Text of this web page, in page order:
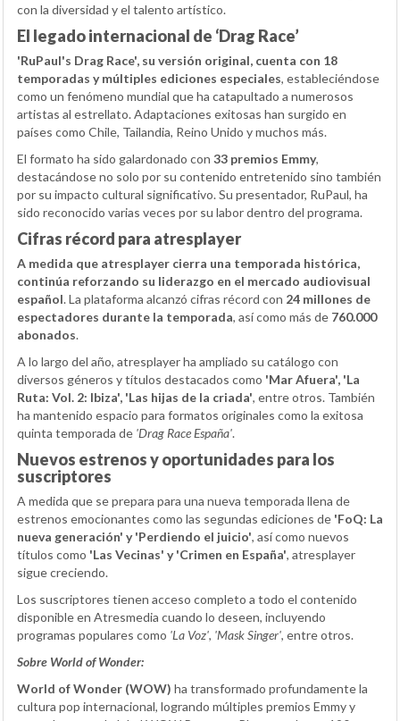
con la diversidad y el talento artístico.
El legado internacional de ‘Drag Race’
'RuPaul's Drag Race', su versión original, cuenta con 18
temporadas y múltiples ediciones especiales, estableciéndose
como un fenómeno mundial que ha catapultado a numerosos
artistas al estrellato. Adaptaciones exitosas han surgido en
países como Chile, Tailandia, Reino Unido y muchos más.
El formato ha sido galardonado con 33 premios Emmy,
destacándose no solo por su contenido entretenido sino también
por su impacto cultural significativo. Su presentador, RuPaul, ha
sido reconocido varias veces por su labor dentro del programa.
Cifras récord para atresplayer
A medida que atresplayer cierra una temporada histórica,
continúa reforzando su liderazgo en el mercado audiovisual
español. La plataforma alcanzó cifras récord con 24 millones de
espectadores durante la temporada, así como más de 760.000
abonados.
A lo largo del año, atresplayer ha ampliado su catálogo con
diversos géneros y títulos destacados como 'Mar Afuera', 'La
Ruta: Vol. 2: Ibiza', 'Las hijas de la criada', entre otros. También
ha mantenido espacio para formatos originales como la exitosa
quinta temporada de 'Drag Race España'.
Nuevos estrenos y oportunidades para los
suscriptores
A medida que se prepara para una nueva temporada llena de
estrenos emocionantes como las segundas ediciones de 'FoQ: La
nueva generación' y 'Perdiendo el juicio', así como nuevos
títulos como 'Las Vecinas' y 'Crimen en España', atresplayer
sigue creciendo.
Los suscriptores tienen acceso completo a todo el contenido
disponible en Atresmedia cuando lo deseen, incluyendo
programas populares como 'La Voz', 'Mask Singer', entre otros.
Sobre World of Wonder:
World of Wonder (WOW) ha transformado profundamente la
cultura pop internacional, logrando múltiples premios Emmy y